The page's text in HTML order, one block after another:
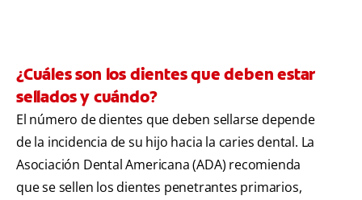
¿Cuáles son los dientes que deben estar
sellados y cuándo?
El número de dientes que deben sellarse depende
de la incidencia de su hijo hacia la caries dental. La
Asociación Dental Americana (ADA) recomienda
que se sellen los dientes penetrantes primarios,